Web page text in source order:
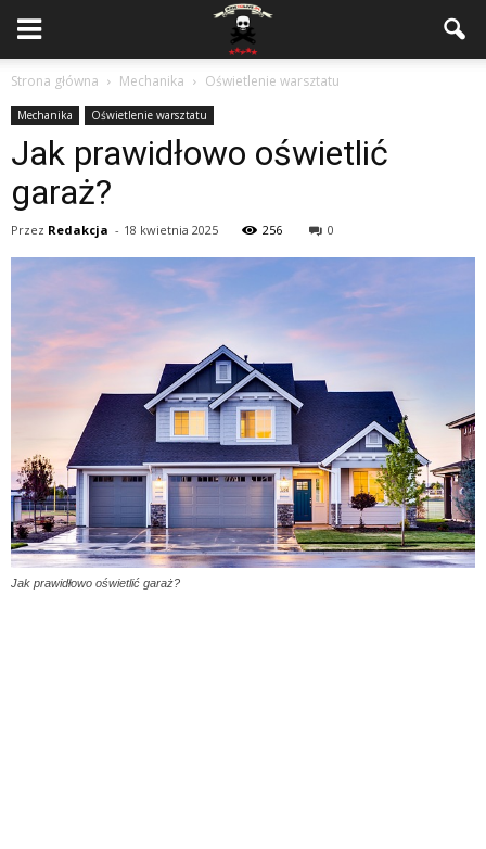
Strona główna Mechanika Oświetlenie warsztatu
Mechanika Oświetlenie warsztatu
Jak prawidłowo oświetlić
garaż?
Przez Redakcja - 18 kwietnia 2025 256 0
Jak prawidłowo oświetlić garaż?